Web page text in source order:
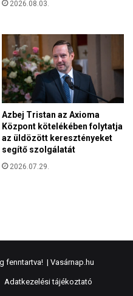
fenntartva! | Vasárnap.hu
Adatkezelési tájékoztató